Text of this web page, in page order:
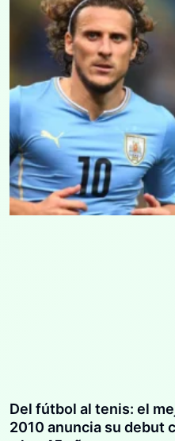
Del fútbol al tenis: el
2010 anuncia su debut